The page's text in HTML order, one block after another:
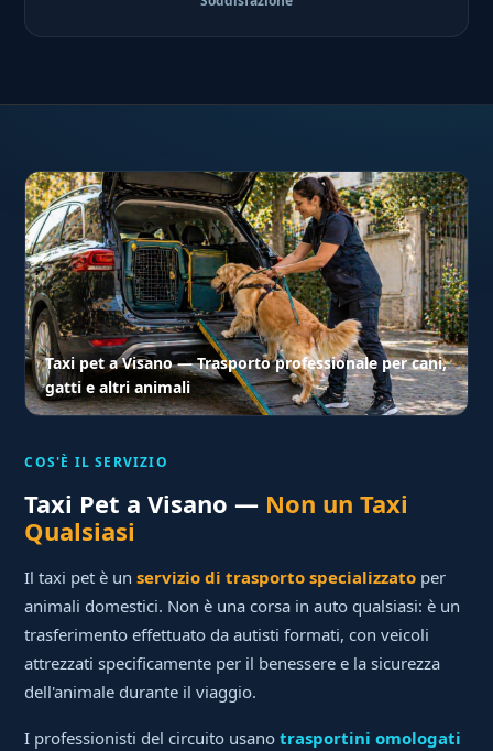
Taxi pet a Visano — Trasporto professionale per cani,
gatti e altri animali
COS'È IL SERVIZIO
Taxi Pet a Visano — Non un Taxi
Qualsiasi
Il taxi pet è unservizio di trasporto specializzato per
animali domestici. Non è una corsa in auto qualsiasi: è un
trasferimento effettuato da autisti formati, con veicoli
attrezzati specificamente per il benessere e la sicurezza
dell'animale durante il viaggio.
I professionisti del circuito usanotrasportini omologati